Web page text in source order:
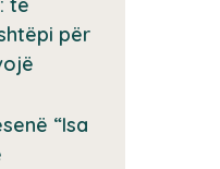
të
për
“Isa